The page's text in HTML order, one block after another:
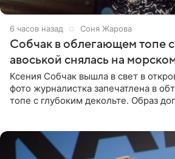
6 часов назад Соня Жарова
Собчак в облегающем топе с
авоськой снялась на
Ксения Собчак вышла в свет в
фото журналистка запечатлена в
топе с глубоким декольте. Образ